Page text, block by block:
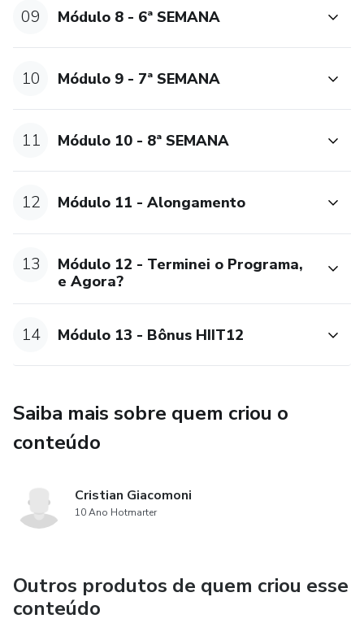
09 Módulo 8 - 6ª SEMANA
10 Módulo 9 - 7ª SEMANA
11 Módulo 10 - 8ª SEMANA
12 Módulo 11 - Alongamento
13
Módulo 12 - Terminei o Programa,
e Agora?
14 Módulo 13 - Bônus HIIT12
Saiba mais sobre quem criou o
conteúdo
Cristian Giacomoni
10 Ano Hotmarter
Outros produtos de quem criou esse
conteúdo